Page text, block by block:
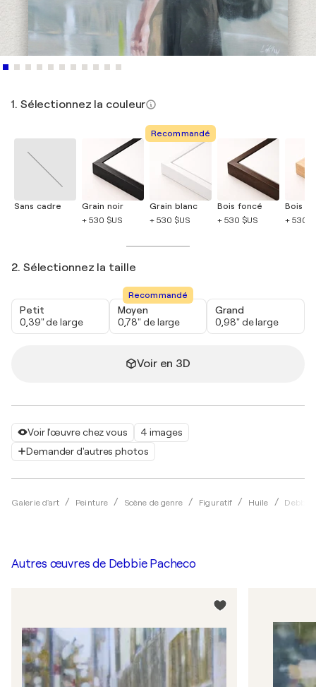
Voir l'œuvre chez vous
4 images
Demander d'autres photos
Galerie d'art Peinture Scène de genre Figuratif Huile Debbie
1. Sélectionnez la couleur
Sans cadre
Grain noir
+ 530 $US
Recommandé
Grain blanc
+ 530 $US
Bois foncé
+ 530 $US
Bois
+ 530
2. Sélectionnez la taille
Petit
0,39" de large
Recommandé
Moyen
0,78" de large
Grand
0,98" de large
Voir en 3D
Autres œuvres de Debbie Pacheco